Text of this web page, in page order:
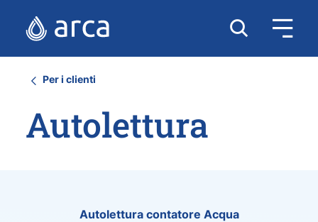
Per i clienti
Autolettura
Autolettura contatore Acqua